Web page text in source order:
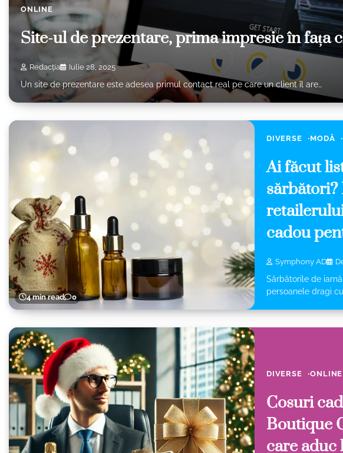
ONLINE
Site-ul de prezentare, prima impresie în fața
Redacția Iulie 28, 2025
Un site de prezentare este adesea primul contact real pe care un client îl are…
4 min read 0
DIVERSE MODĂ
Ai făcut
cadou
Symphony AD
Sărbătorile de
persoanele dragi
DIVERSE ONLINE
Cosuri
Boutique
care aduc